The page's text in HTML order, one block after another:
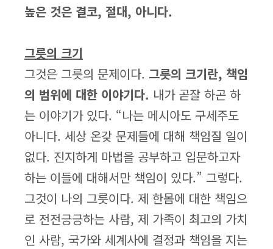
높은 것은 결코, 절대, 아니다.
그릇의 크기
그것은 그릇의 문제이다. 그릇의 크기란, 책임
의 범위에 대한 이야기다. 내가 곧잘 하곤 하
는 이야기가 있다. “나는 메시아도 구세주도
아니다. 세상 온갖 문제들에 대해 책임질 일이
없다. 진지하게 마법을 공부하고 입문하고자
하는 이들에 대해서만 책임이 있다.” 그렇다.
그것이 나의 그릇이다. 제 한몸에 대한 책임으
로 전전긍긍하는 사람, 제 가족이 최고의 가치
인 사람, 국가와 세계사에 결정과 책임을 지는